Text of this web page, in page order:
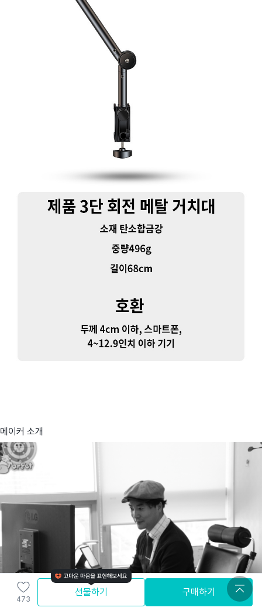
메이커 소개
473
선물하기 구매하기